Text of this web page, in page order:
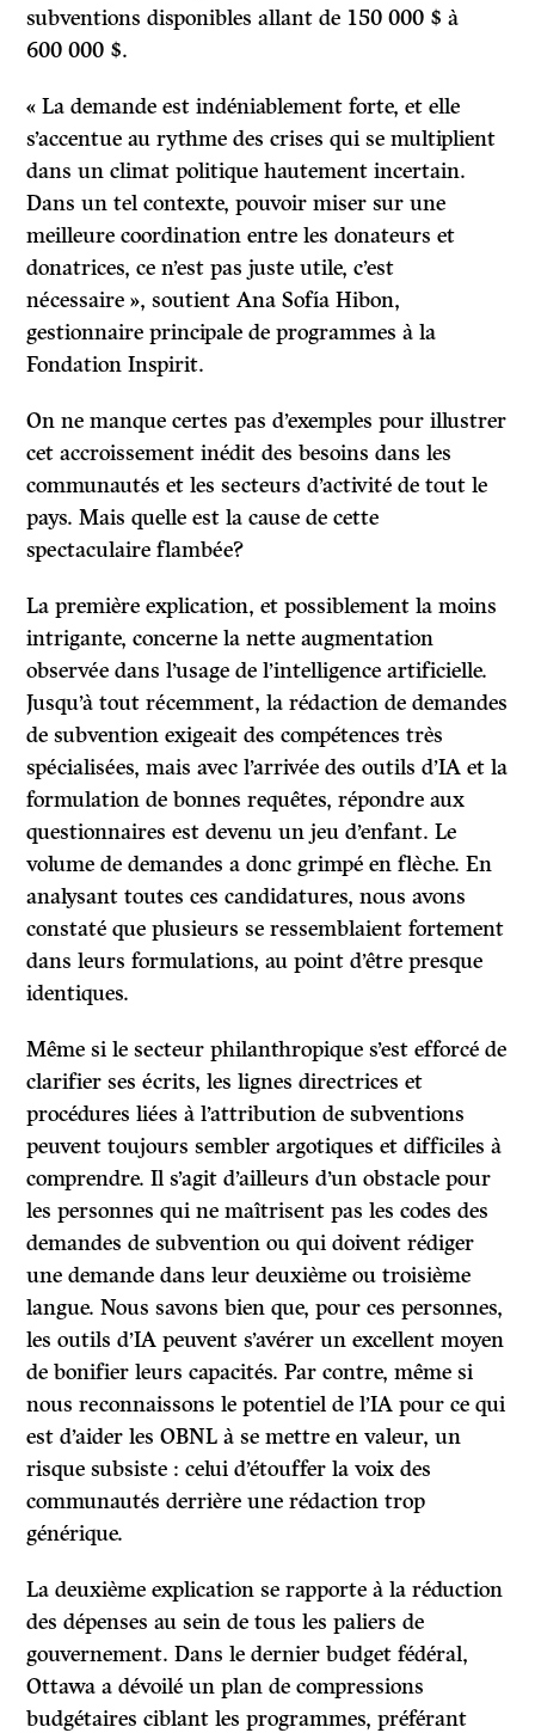
subventions disponibles allant de 150 000 $ à
600 000 $.
« La demande est indéniablement forte, et elle
s’accentue au rythme des crises qui se multiplient
dans un climat politique hautement incertain.
Dans un tel contexte, pouvoir miser sur une
meilleure coordination entre les donateurs et
donatrices, ce n’est pas juste utile, c’est
nécessaire », soutient Ana Sofía Hibon,
gestionnaire principale de programmes à la
Fondation Inspirit.
On ne manque certes pas d’exemples pour illustrer
cet accroissement inédit des besoins dans les
communautés et les secteurs d’activité de tout le
pays. Mais quelle est la cause de cette
spectaculaire flambée?
La première explication, et possiblement la moins
intrigante, concerne la nette augmentation
observée dans l’usage de l’intelligence artificielle.
Jusqu’à tout récemment, la rédaction de demandes
de subvention exigeait des compétences très
spécialisées, mais avec l’arrivée des outils d’IA et la
formulation de bonnes requêtes, répondre aux
questionnaires est devenu un jeu d’enfant. Le
volume de demandes a donc grimpé en flèche. En
analysant toutes ces candidatures, nous avons
constaté que plusieurs se ressemblaient fortement
dans leurs formulations, au point d’être presque
identiques.
Même si le secteur philanthropique s’est efforcé de
clarifier ses écrits, les lignes directrices et
procédures liées à l’attribution de subventions
peuvent toujours sembler argotiques et difficiles à
comprendre. Il s’agit d’ailleurs d’un obstacle pour
les personnes qui ne maîtrisent pas les codes des
demandes de subvention ou qui doivent rédiger
une demande dans leur deuxième ou troisième
langue. Nous savons bien que, pour ces personnes,
les outils d’IA peuvent s’avérer un excellent moyen
de bonifier leurs capacités. Par contre, même si
nous reconnaissons le potentiel de l’IA pour ce qui
est d’aider les OBNL à se mettre en valeur, un
risque subsiste : celui d’étouffer la voix des
communautés derrière une rédaction trop
générique.
La deuxième explication se rapporte à la réduction
des dépenses au sein de tous les paliers de
gouvernement. Dans le dernier budget fédéral,
Ottawa a dévoilé un plan de compressions
budgétaires ciblant les programmes, préférant